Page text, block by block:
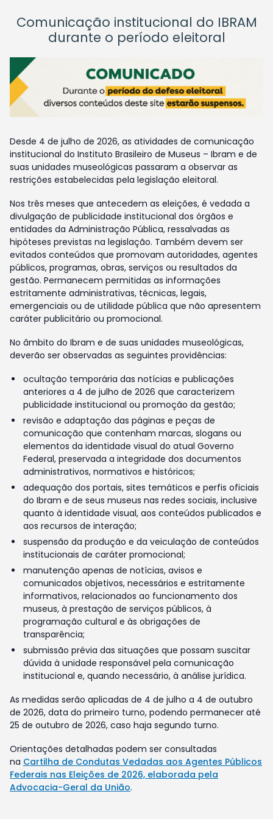
Comunicação institucional do IBRAM
durante o período eleitoral
Desde 4 de julho de 2026, as atividades de comunicação
institucional do Instituto Brasileiro de Museus – Ibram e de
suas unidades museológicas passaram a observar as
restrições estabelecidas pela legislação eleitoral.
Nos três meses que antecedem as eleições, é vedada a
divulgação de publicidade institucional dos órgãos e
entidades da Administração Pública, ressalvadas as
hipóteses previstas na legislação. Também devem ser
evitados conteúdos que promovam autoridades, agentes
públicos, programas, obras, serviços ou resultados da
gestão. Permanecem permitidas as informações
estritamente administrativas, técnicas, legais,
emergenciais ou de utilidade pública que não apresentem
caráter publicitário ou promocional.
No âmbito do Ibram e de suas unidades museológicas,
deverão ser observadas as seguintes providências:
ocultação temporária das notícias e publicações
anteriores a 4 de julho de 2026 que caracterizem
publicidade institucional ou promoção da gestão;
revisão e adaptação das páginas e peças de
comunicação que contenham marcas, slogans ou
elementos da identidade visual do atual Governo
Federal, preservada a integridade dos documentos
administrativos, normativos e históricos;
adequação dos portais, sites temáticos e perfis oficiais
do Ibram e de seus museus nas redes sociais, inclusive
quanto à identidade visual, aos conteúdos publicados e
aos recursos de interação;
suspensão da produção e da veiculação de conteúdos
institucionais de caráter promocional;
manutenção apenas de notícias, avisos e
comunicados objetivos, necessários e estritamente
informativos, relacionados ao funcionamento dos
museus, à prestação de serviços públicos, à
programação cultural e às obrigações de
transparência;
submissão prévia das situações que possam suscitar
dúvida à unidade responsável pela comunicação
institucional e, quando necessário, à análise jurídica.
As medidas serão aplicadas de 4 de julho a 4 de outubro
de 2026, data do primeiro turno, podendo permanecer até
25 de outubro de 2026, caso haja segundo turno.
Orientações detalhadas podem ser consultadas
na Cartilha de Condutas Vedadas aos Agentes Públicos
Federais nas Eleições de 2026, elaborada pela
Advocacia-Geral da União.